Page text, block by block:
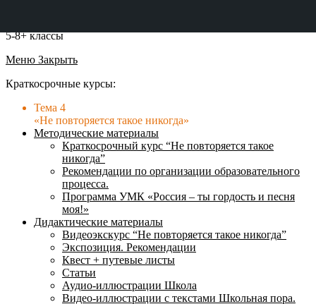
5-8+ классы
Меню Закрыть
Краткосрочные курсы:
Тема 4
«Не повторяется такое никогда»
Методические материалы
Краткосрочный курс “Не повторяется такое
никогда”
Рекомендации по организации образовательного
процесса.
Программа УМК «Россия – ты гордость и песня
моя!»
Дидактические материалы
Видеоэкскурс “Не повторяется такое никогда”
Экспозиция. Рекомендации
Квест + путевые листы
Статьи
Аудио-иллюстрации Школа
Видео-иллюстрации с текстами Школьная пора.